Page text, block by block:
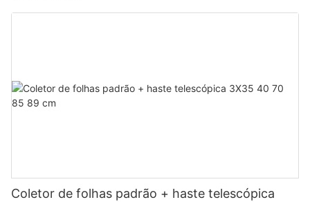
Coletor de folhas padrão + haste telescópica